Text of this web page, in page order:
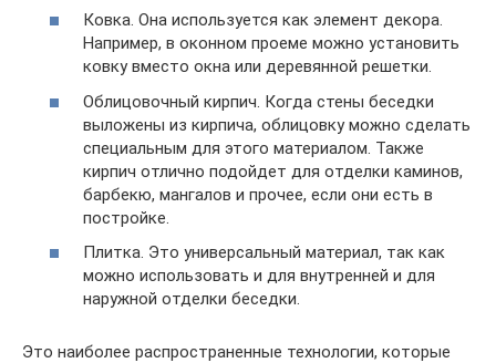
Ковка. Она используется как элемент декора.
Например, в оконном проеме можно установить
ковку вместо окна или деревянной решетки.
Облицовочный кирпич. Когда стены беседки
выложены из кирпича, облицовку можно сделать
специальным для этого материалом. Также
кирпич отлично подойдет для отделки каминов,
барбекю, мангалов и прочее, если они есть в
постройке.
Плитка. Это универсальный материал, так как
можно использовать и для внутренней и для
наружной отделки беседки.
Это наиболее распространенные технологии, которые